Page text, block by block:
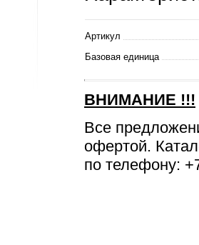
Артикул
Базовая единица
ВНИМАНИЕ !!!
Все
офертой.
по телефону: